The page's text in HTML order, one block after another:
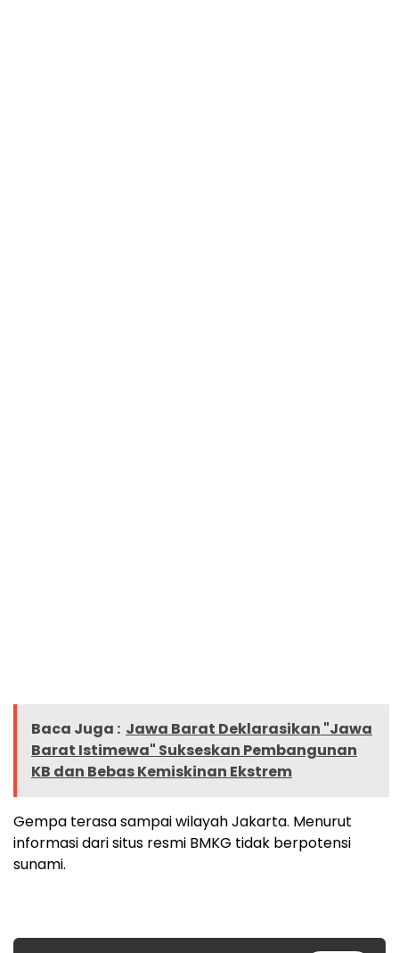
Baca Juga : Jawa Barat Deklarasikan "Jawa
Barat Istimewa" Sukseskan Pembangunan
KB dan Bebas Kemiskinan Ekstrem
Gempa terasa sampai wilayah Jakarta. Menurut
informasi dari situs resmi BMKG tidak berpotensi
sunami.